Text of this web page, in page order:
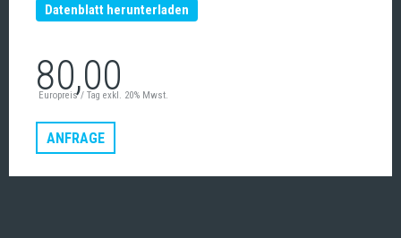
Datenblatt herunterladen
80,00
Europreis / Tag exkl. 20% Mwst.
ANFRAGE